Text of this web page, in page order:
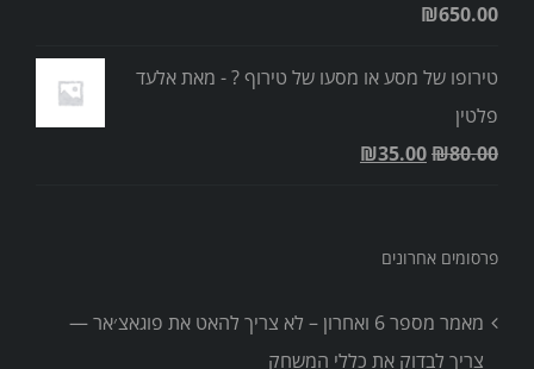
₪650.00
טירופו של מסע או מסעו של טירוף ? - מאת אלעד
פלטין
₪80.00
₪35.00
פרסומים אחרונים
מאמר מספר 6 ואחרון – לא צריך להאט את פוגאצ׳אר —
צריך לבדוק את כללי המשחק